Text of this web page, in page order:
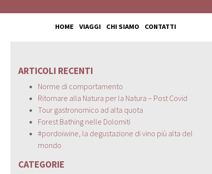
HOME VIAGGI CHI SIAMO CONTATTI
ARTICOLI RECENTI
Norme di comportamento
Ritornare alla Natura per la Natura – Post Covid
Tour gastronomico ad alta quota
Forest Bathing nelle Dolomiti
#pordoiwine, la degustazione di vino più alta del
mondo
CATEGORIE